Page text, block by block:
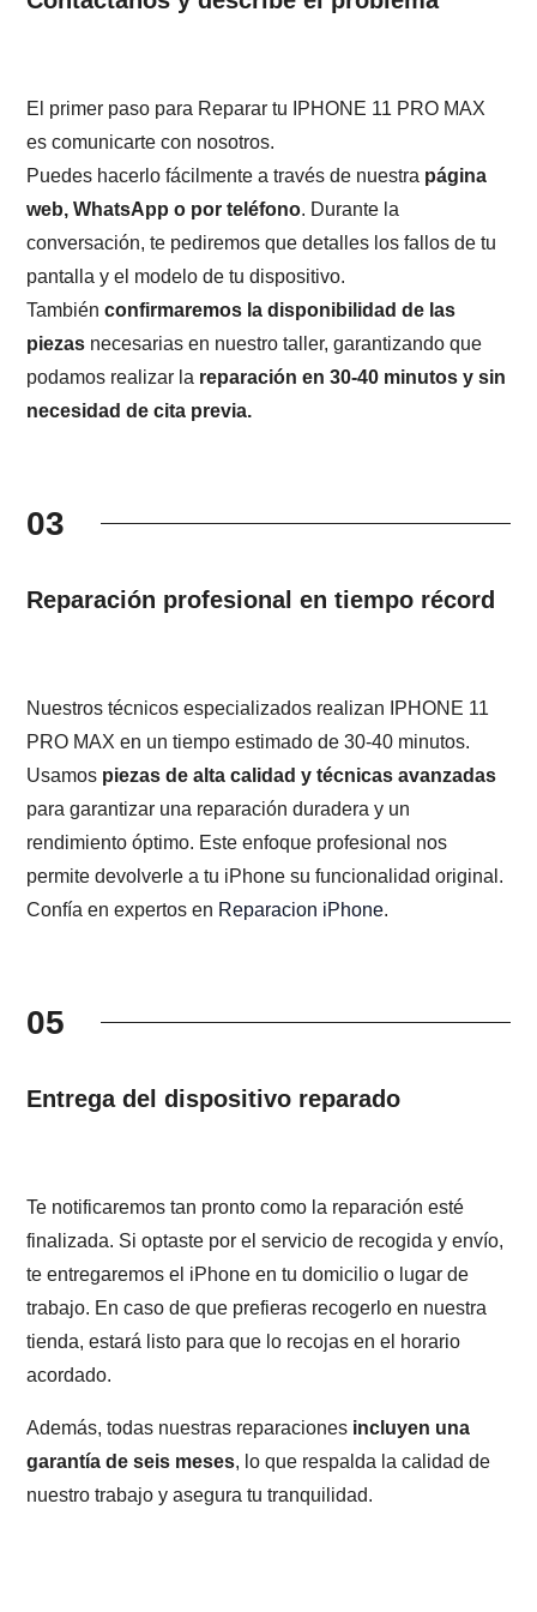
El primer paso para Reparar tu IPHONE 11 PRO MAX
es comunicarte con nosotros.
Puedes hacerlo fácilmente a través de nuestra página
web, WhatsApp o por teléfono. Durante la
conversación, te pediremos que detalles los fallos de tu
pantalla y el modelo de tu dispositivo.
Tambiénconfirmaremos la disponibilidad de las
piezas necesarias en nuestro taller, garantizando que
podamos realizar la reparación en 30-40 minutos y sin
necesidad de cita previa.
03
Reparación profesional en tiempo récord
Nuestros técnicos especializados realizan IPHONE 11
PRO MAX en un tiempo estimado de 30-40 minutos.
Usamos piezas de alta calidad y técnicas avanzadas
para garantizar una reparación duradera y un
rendimiento óptimo. Este enfoque profesional nos
permite devolverle a tu iPhone su funcionalidad original.
Confía en expertos en Reparacion iPhone.
05
Entrega del dispositivo reparado
Te notificaremos tan pronto como la reparación esté
finalizada. Si optaste por el servicio de recogida y envío,
te entregaremos el iPhone en tu domicilio o lugar de
trabajo. En caso de que prefieras recogerlo en nuestra
tienda, estará listo para que lo recojas en el horario
acordado.
Además, todas nuestras reparaciones incluyen una
garantía de seis meses, lo que respalda la calidad de
nuestro trabajo y asegura tu tranquilidad.